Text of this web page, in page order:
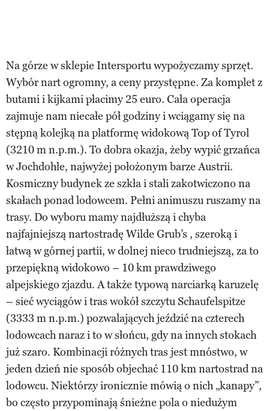
Na górze w sklepie Intersportu wypożyczamy sprzęt.
Wybór nart ogromny, a ceny przystępne. Za komplet z
butami i kijkami płacimy 25 euro. Cała operacja
zajmuje nam niecałe pół godziny i wciągamy się na
stępną kolejką na platformę widokową Top of Tyrol
(3210 m n.p.m.). To dobra okazja, żeby wypić grzańca
w Jochdohle, najwyżej położonym barze Austrii.
Kosmiczny budynek ze szkła i stali zakotwiczono na
skałach ponad lodowcem. Pełni animuszu ruszamy na
trasy. Do wyboru mamy najdłuższą i chyba
najfajniejszą nartostradę Wilde Grub’s , szeroką i
łatwą w górnej partii, w dolnej nieco trudniejszą, za to
przepiękną widokowo – 10 km prawdziwego
alpejskiego zjazdu. A także typową narciarką karuzelę
– sieć wyciągów i tras wokół szczytu Schaufelspitze
(3333 m n.p.m.) pozwalających jeździć na czterech
lodowcach naraz i to w słońcu, gdy na innych stokach
już szaro. Kombinacji różnych tras jest mnóstwo, w
jeden dzień nie sposób objechać 110 km nartostrad na
lodowcu. Niektórzy ironicznie mówią o nich „kanapy”,
bo często przypominają śnieżne pola o niedużym